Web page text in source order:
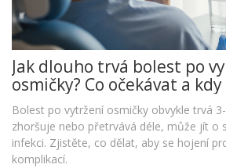
Jak dlouho trvá bolest po
osmičky? Co očekávat a
lékaře
Bolest po vytržení osmičky obvykle trvá
zhoršuje nebo přetrvává déle, může jít o
infekci. Zjistěte, co dělat, aby se hojení
komplikací.